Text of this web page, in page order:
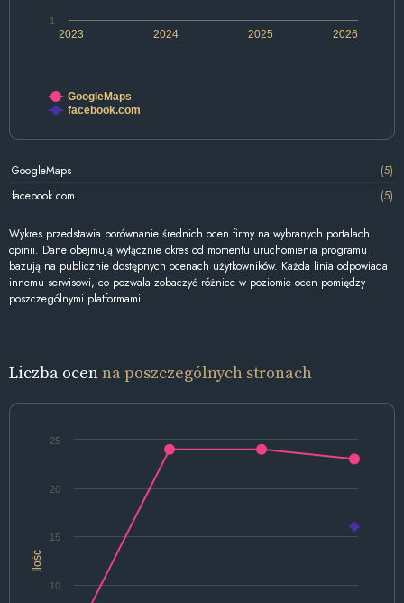
2024 2026
2023 2025
1
GoogleMaps
facebook.com
GoogleMaps
(5)
facebook.com
(5)
Wykres przedstawia porównanie średnich ocen firmy na wybranych portalach
opinii. Dane obejmują wyłącznie okres od momentu uruchomienia programu i
bazują na publicznie dostępnych ocenach użytkowników. Każda linia odpowiada
innemu serwisowi, co pozwala zobaczyć różnice w poziomie ocen pomiędzy
poszczególnymi platformami.
Liczba ocenna poszczególnych stronach
Ilość
10
15
20
25